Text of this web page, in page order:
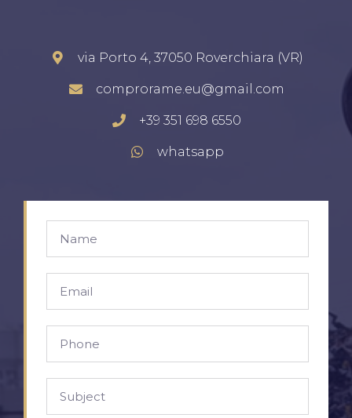
via Porto 4, 37050 Roverchiara (VR)
comprorame.eu@gmail.com
+39 351 698 6550
whatsapp